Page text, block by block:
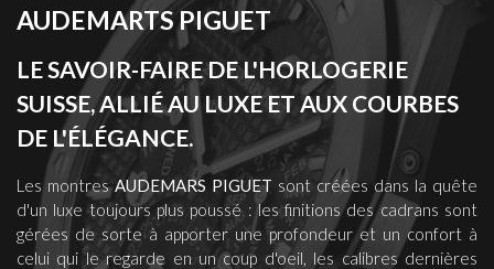
AUDEMARTS PIGUET
LE SAVOIR-FAIRE DE L'HORLOGERIE
SUISSE, ALLIÉ AU LUXE ET AUX COURBES
DE L'ÉLÉGANCE.
Les montresAUDEMARS PIGUET sont créées dans la quête
d'un luxe toujours plus poussé : les finitions des cadrans sont
gérées de sorte à apporter une profondeur et un confort à
celui qui le regarde en un coup d'oeil, les calibres dernières